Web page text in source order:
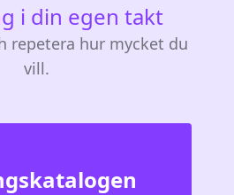
i din egen takt
repetera hur mycket du
vill.